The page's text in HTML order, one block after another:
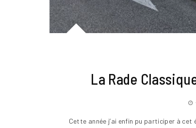
La Rade
Cette année j’ai enfin pu participer à cet